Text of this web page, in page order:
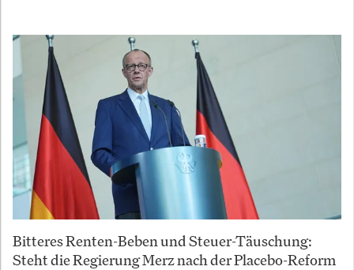
Bitteres Renten-Beben und Steuer-Täuschung:
Steht die Regierung Merz nach der Placebo-Reform